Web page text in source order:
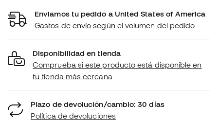
Enviamos tu pedido a United States of America
Gastos de envío según el volumen del pedido
Disponibilidad en tienda
Comprueba si este producto está disponible en
tu tienda más cercana
Plazo de devolución/cambio: 30 días
Política de devoluciones